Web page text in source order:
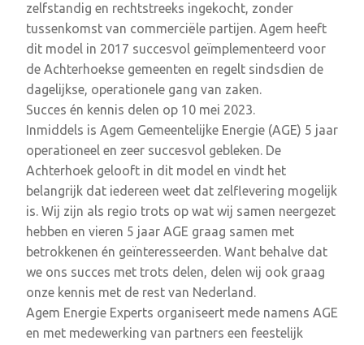
zelfstandig en rechtstreeks ingekocht, zonder
tussenkomst van commerciële partijen. Agem heeft
dit model in 2017 succesvol geïmplementeerd voor
de Achterhoekse gemeenten en regelt sindsdien de
dagelijkse, operationele gang van zaken.
Succes én kennis delen op 10 mei 2023.
Inmiddels is Agem Gemeentelijke Energie (AGE) 5 jaar
operationeel en zeer succesvol gebleken. De
Achterhoek gelooft in dit model en vindt het
belangrijk dat iedereen weet dat zelflevering mogelijk
is. Wij zijn als regio trots op wat wij samen neergezet
hebben en vieren 5 jaar AGE graag samen met
betrokkenen én geïnteresseerden. Want behalve dat
we ons succes met trots delen, delen wij ook graag
onze kennis met de rest van Nederland.
Agem Energie Experts organiseert mede namens AGE
en met medewerking van partners een feestelijk